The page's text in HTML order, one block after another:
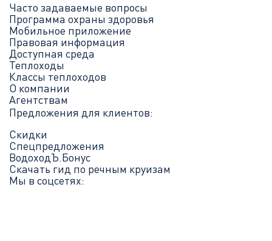
Часто задаваемые вопросы
Программа охраны здоровья
Мобильное приложение
Правовая информация
Доступная среда
Теплоходы
Классы теплоходов
О компании
Агентствам
Предложения для клиентов:
Скидки
Спецпредложения
ВодоходЪ.Бонус
Скачать гид по речным круизам
Мы в соцсетях: